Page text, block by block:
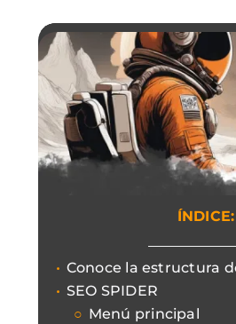
ÍNDICE:
Conoce la estructura de la Araña Seo y empieza a navegar
SEO SPIDER
Menú principal